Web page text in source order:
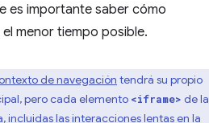
es importante saber cómo
menor tiempo posible.
de navegación tendrá su propio
pero cada elemento <iframe> de la
incluidas las interacciones lentas en la